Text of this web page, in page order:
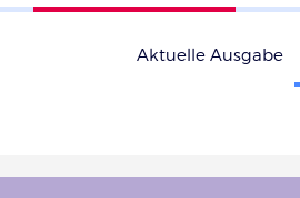
Aktuelle Ausgabe